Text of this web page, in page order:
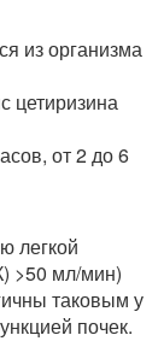
из организма
цетиризина
от 2 до 6
легкой
>50 мл/мин)
таковым у
почек.